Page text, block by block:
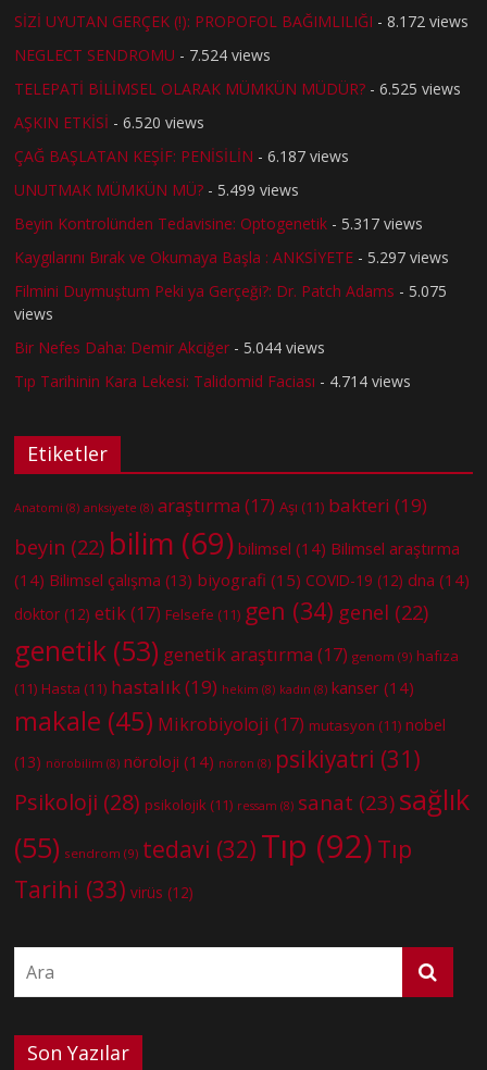
SİZİ UYUTAN GERÇEK (!): PROPOFOL BAĞIMLILIĞI - 8.172 views
NEGLECT SENDROMU - 7.524 views
TELEPATİ BİLİMSEL OLARAK MÜMKÜN MÜDÜR? - 6.525 views
AŞKIN ETKİSİ - 6.520 views
ÇAĞ BAŞLATAN KEŞİF: PENİSİLİN - 6.187 views
UNUTMAK MÜMKÜN MÜ? - 5.499 views
Beyin Kontrolünden Tedavisine: Optogenetik - 5.317 views
Kaygılarını Bırak ve Okumaya Başla : ANKSİYETE - 5.297 views
Filmini Duymuştum Peki ya Gerçeği?: Dr. Patch Adams - 5.075
views
Bir Nefes Daha: Demir Akciğer - 5.044 views
Tıp Tarihinin Kara Lekesi: Talidomid Faciası - 4.714 views
Etiketler
Anatomi (8) anksiyete (8) araştırma (17) Aşı (11) bakteri (19)
beyin (22) bilim (69) bilimsel (14) Bilimsel araştırma
(14) Bilimsel çalışma (13) biyografi (15) COVID-19 (12) dna (14)
doktor (12) etik(17) Felsefe (11) gen (34) genel (22)
genetik (53) genetik araştırma (17) genom (9) hafıza
(11) Hasta (11) hastalık(19) hekim (8) kadın (8) kanser (14)
makale (45) Mikrobiyoloji (17) mutasyon (11) nobel
(13) nörobilim (8) nöroloji (14) nöron (8) psikiyatri (31)
Psikoloji (28) psikolojik (11) ressam (8) sanat (23) sağlık
(55) sendrom (9) tedavi (32) Tıp (92) Tıp
Tarihi (33) virüs (12)
Son Yazılar